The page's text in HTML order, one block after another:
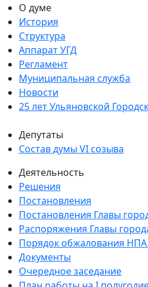
О думе
История
Структура
Аппарат УГД
Регламент
Муниципальная служба
Новости
25 лет Ульяновской
Депутаты
Состав думы VI созыва
Деятельность
Решения
Постановления
Постановления Главы
Распоряжения Главы
Порядок обжалования
Документы
Очередное заседание